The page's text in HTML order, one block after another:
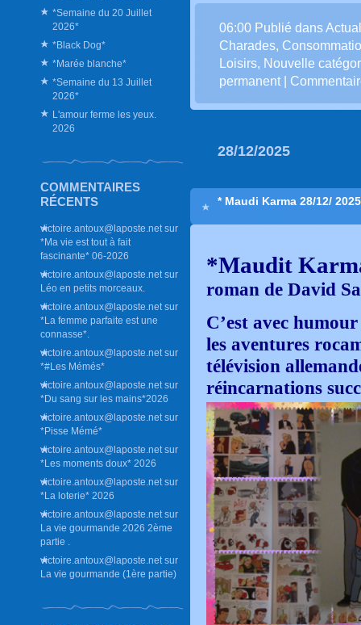
*Semaine du 20 Juillet
2026*
*Black Dog*
*Marée blanche*
*Semaine du 13 Juillet
2026*
L'amour ferme les yeux.
2026
COMMENTAIRES
RÉCENTS
victoire.antoux@laposte.net sur
*Ma vie est tout à fait
fascinante* 06-2026
victoire.antoux@laposte.net sur
Léo en petits morceaux.
victoire.antoux@laposte.net sur
*La femme parfaite est une
connasse*.
victoire.antoux@laposte.net sur
*#Les Mémés*
victoire.antoux@laposte.net sur
*Du sang sur les mains*2026
victoire.antoux@laposte.net sur
*Pisse Mémé*
victoire.antoux@laposte.net sur
*Les moments doux* 2026
victoire.antoux@laposte.net sur
*La loterie* 2026
victoire.antoux@laposte.net sur
La vie gourmande 2026 2ème
partie .
victoire.antoux@laposte.net sur
La vie gourmande (1ère partie)
06:00 Publié dans
Charades,
Loisirs, Nouvelle
permanent|
28/12/2025
* Maudi Karma 28/12/
*Maudit
roman de David
C’est avec
les aventures
télévision
réincarnations